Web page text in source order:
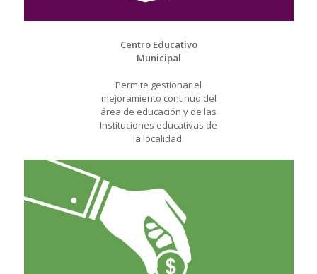
Centro Educativo
Municipal
Permite gestionar el
mejoramiento continuo del
área de educación y de las
Instituciones educativas de
la localidad.